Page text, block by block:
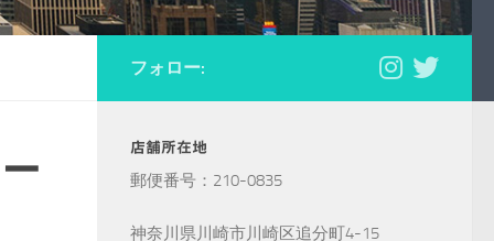
フォロー:
店舗所在地
郵便番号：210-0835
神奈川県川崎市川崎区追分町4-15